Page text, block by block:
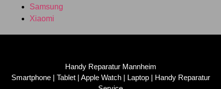
Samsung
Xiaomi
Handy Reparatur Mannheim
Smartphone | Tablet | Apple Watch | Laptop | Handy Reparatur